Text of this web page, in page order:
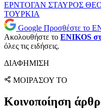
ΕΡΝΤΟΓΑΝ ΣΤΑΥΡΟΣ
ΤΟΥΡΚΙΑ
Google Προσθέστε το
Ακολουθήστε το ENIKOS
όλες τις ειδήσεις.
ΔΙΑΦΗΜΙΣΗ
ΜΟΙΡΑΣΟΥ ΤΟ
Κοινοποίηση